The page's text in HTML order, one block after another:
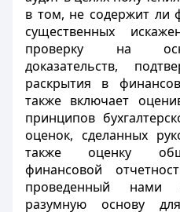
в том, не содержит ли
существенных
проверку на
доказательств,
раскрытия в
также включает
принципов
оценок, сделанных
также оценку
финансовой
проведенный нами
разумную основу